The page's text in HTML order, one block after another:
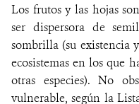
Los frutos y las hojas
ser dispersora de
sombrilla (su existencia
ecosistemas en los que
otras especies). No
vulnerable, según la